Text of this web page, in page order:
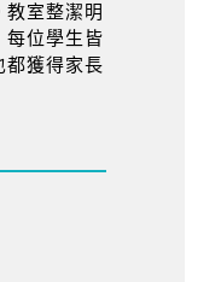
室整潔明
每位學生皆
都獲得家長